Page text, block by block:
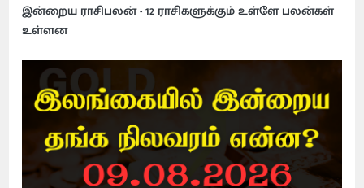
இன்றைய ராசிபலன் - 12 ராசிகளுக்கும் உள்ளே பலன்கள்
உள்ளன